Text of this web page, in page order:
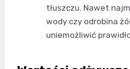
tłuszczu. Nawet
wody czy odrobina
uniemożliwić